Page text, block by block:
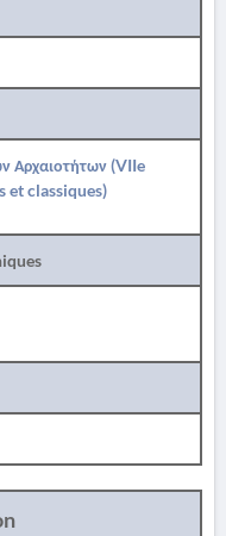
Αρχαιοτήτων (VIIe
et classiques)